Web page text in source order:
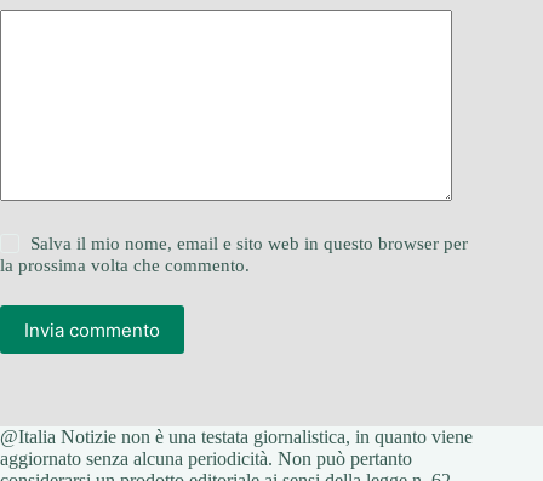
Salva il mio nome, email e sito web in questo browser per
la prossima volta che commento.
Invia commento
@Italia Notizie non è una testata giornalistica, in quanto viene
aggiornato senza alcuna periodicità. Non può pertanto